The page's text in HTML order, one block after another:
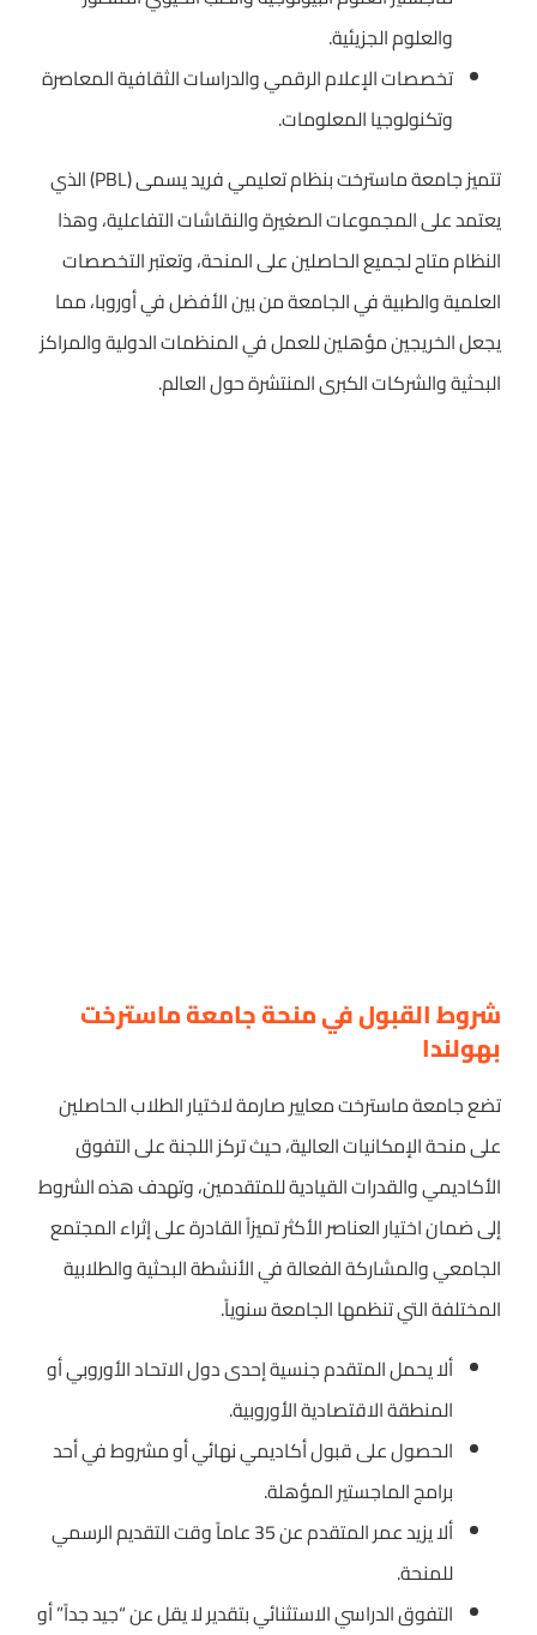
والعلوم الجزيئية.
تخصصات الإعلام الرقمي والدراسات الثقافية المعاصرة
وتكنولوجيا المعلومات.
تتميز جامعة ماسترخت بنظام تعليمي فريد يسمى (PBL) الذي
يعتمد على المجموعات الصغيرة والنقاشات التفاعلية، وهذا
النظام متاح لجميع الحاصلين على المنحة، وتعتبر التخصصات
العلمية والطبية في الجامعة من بين الأفضل في أوروبا، مما
يجعل الخريجين مؤهلين للعمل في المنظمات الدولية والمراكز
البحثية والشركات الكبرى المنتشرة حول العالم.
شروط القبول في منحة جامعة ماسترخت
بهولندا
تضع جامعة ماسترخت معايير صارمة لاختيار الطلاب الحاصلين
على منحة الإمكانيات العالية، حيث تركز اللجنة على التفوق
الأكاديمي والقدرات القيادية للمتقدمين، وتهدف هذه الشروط
إلى ضمان اختيار العناصر الأكثر تميزاً القادرة على إثراء المجتمع
الجامعي والمشاركة الفعالة في الأنشطة البحثية والطلابية
المختلفة التي تنظمها الجامعة سنوياً.
ألا يحمل المتقدم جنسية إحدى دول الاتحاد الأوروبي أو
المنطقة الاقتصادية الأوروبية.
الحصول على قبول أكاديمي نهائي أو مشروط في أحد
برامج الماجستير المؤهلة.
ألا يزيد عمر المتقدم عن 35 عاماً وقت التقديم الرسمي
للمنحة.
التفوق الدراسي الاستثنائي بتقدير لا يقل عن “جيد جداً” أو